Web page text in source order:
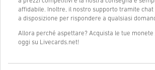
affidabile. Inoltre, il nostro supporto tramite chat
a disposizione per rispondere a qualsiasi
Allora perché aspettare? Acquista le tue monete
oggi su Livecards.net!